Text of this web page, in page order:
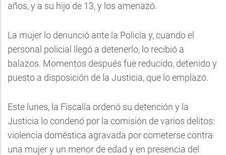
años, y a su hijo de 13, y los amenazó.
La mujer lo denunció ante la Policía y, cuando el
personal policial llegó a detenerlo, lo recibió a
balazos. Momentos después fue reducido, detenido y
puesto a disposición de la Justicia, que lo emplazó.
Este lunes, la Fiscalía ordenó su detención y la
Justicia lo condenó por la comisión de varios delitos:
violencia doméstica agravada por cometerse contra
una mujer y un menor de edad y en presencia del